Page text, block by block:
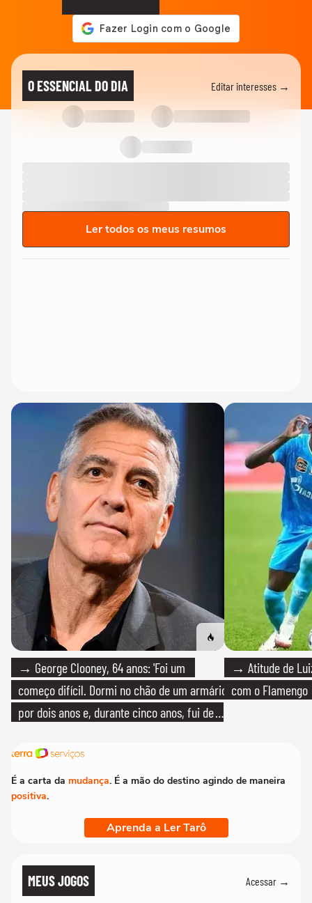
O ESSENCIAL DO DIA Editar interesses →
Ler todos os meus resumos
→ George Clooney, 64 anos: 'Foi um
começo difícil. Dormi no chão de um armário
por dois anos e, durante cinco anos, fui de
→ Atitude de
com o Flamengo
É a carta da mudança. É a mão do destino agindo de maneira
positiva.
Aprenda a Ler Tarô
MEUS JOGOS Acessar →